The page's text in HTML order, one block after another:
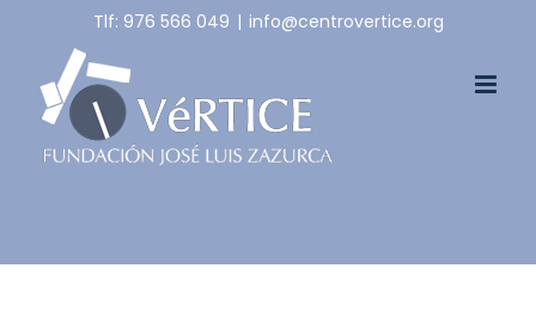
content
Tlf: 976 566 049 | info@centrovertice.org